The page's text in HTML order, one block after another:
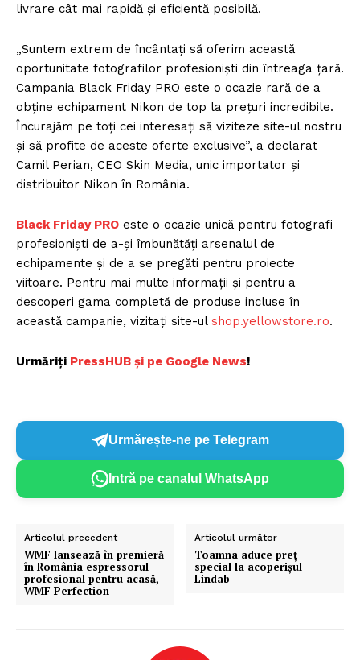
livrare cât mai rapidă și eficientă posibilă.
„Suntem extrem de încântați să oferim această
oportunitate fotografilor profesioniști din întreaga țară.
Campania Black Friday PRO este o ocazie rară de a
obține echipament Nikon de top la prețuri incredibile.
Încurajăm pe toți cei interesați să viziteze site-ul nostru
și să profite de aceste oferte exclusive”, a declarat
Camil Perian, CEO Skin Media, unic importator și
distribuitor Nikon în România.
Black Friday PRO este o ocazie unică pentru fotografi
profesioniști de a-și îmbunătăți arsenalul de
echipamente și de a se pregăti pentru proiecte
viitoare. Pentru mai multe informații și pentru a
descoperi gama completă de produse incluse în
această campanie, vizitați site-ul shop.yellowstore.ro.
Urmăriți PressHUB și pe Google News!
Urmărește-ne pe Telegram
Intră pe canalul WhatsApp
Articolul precedent
WMF lansează în premieră
în România espressorul
profesional pentru acasă,
WMF Perfection
Articolul următor
Toamna aduce preț
special la acoperișul
Lindab